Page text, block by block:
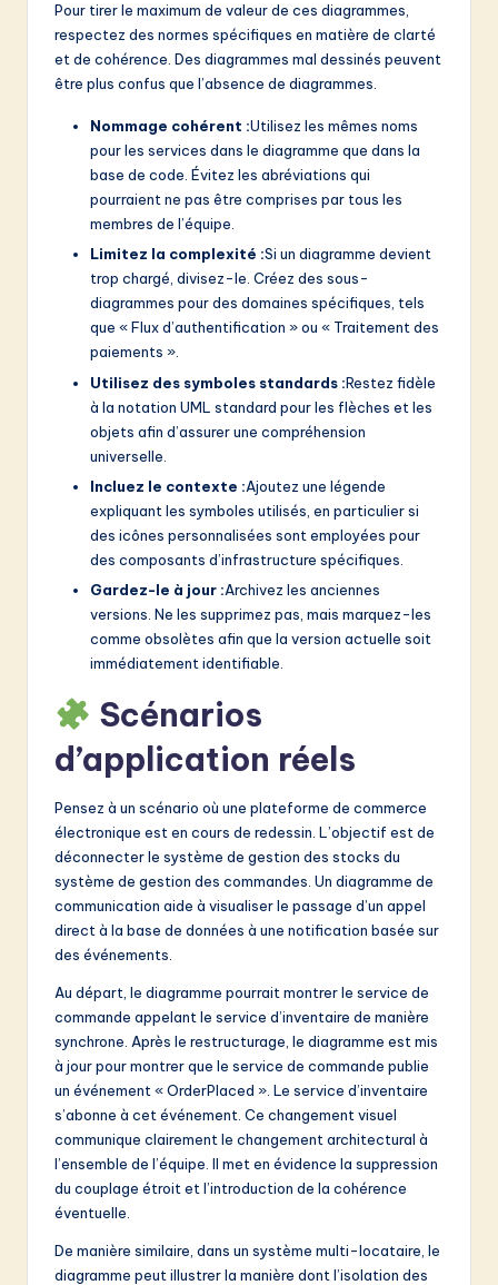
Pour tirer le maximum de valeur de ces diagrammes,
respectez des normes spécifiques en matière de clarté
et de cohérence. Des diagrammes mal dessinés peuvent
être plus confus que l’absence de diagrammes.
Nommage cohérent :Utilisez les mêmes noms
pour les services dans le diagramme que dans la
base de code. Évitez les abréviations qui
pourraient ne pas être comprises par tous les
membres de l’équipe.
Limitez la complexité :Si un diagramme devient
trop chargé, divisez-le. Créez des sous-
diagrammes pour des domaines spécifiques, tels
que « Flux d’authentification » ou « Traitement des
paiements ».
Utilisez des symboles standards :Restez fidèle
à la notation UML standard pour les flèches et les
objets afin d’assurer une compréhension
universelle.
Incluez le contexte :Ajoutez une légende
expliquant les symboles utilisés, en particulier si
des icônes personnalisées sont employées pour
des composants d’infrastructure spécifiques.
Gardez-le à jour :Archivez les anciennes
versions. Ne les supprimez pas, mais marquez-les
comme obsolètes afin que la version actuelle soit
immédiatement identifiable.
Scénarios
d’application réels
Pensez à un scénario où une plateforme de commerce
électronique est en cours de redessin. L’objectif est de
déconnecter le système de gestion des stocks du
système de gestion des commandes. Un diagramme de
communication aide à visualiser le passage d’un appel
direct à la base de données à une notification basée sur
des événements.
Au départ, le diagramme pourrait montrer le service de
commande appelant le service d’inventaire de manière
synchrone. Après le restructurage, le diagramme est mis
à jour pour montrer que le service de commande publie
un événement « OrderPlaced ». Le service d’inventaire
s’abonne à cet événement. Ce changement visuel
communique clairement le changement architectural à
l’ensemble de l’équipe. Il met en évidence la suppression
du couplage étroit et l’introduction de la cohérence
éventuelle.
De manière similaire, dans un système multi-locataire, le
diagramme peut illustrer la manière dont l’isolation des